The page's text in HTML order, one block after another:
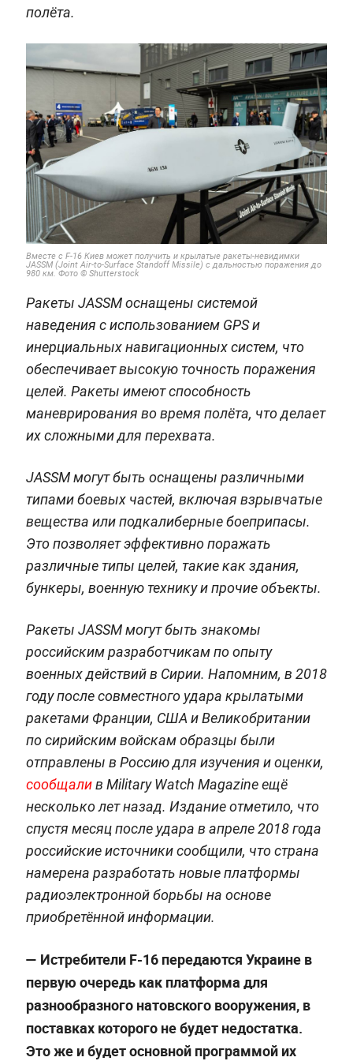
полёта.
Вместе с F-16 Киев может получить и крылатые ракеты-невидимки
JASSM (Joint Air-to-Surface Standoff Missile) с дальностью поражения до
980 км. Фото © Shutterstock
Ракеты JASSM оснащены системой
наведения с использованием GPS и
инерциальных навигационных систем, что
обеспечивает высокую точность поражения
целей. Ракеты имеют способность
маневрирования во время полёта, что делает
их сложными для перехвата.
JASSM могут быть оснащены различными
типами боевых частей, включая взрывчатые
вещества или подкалиберные боеприпасы.
Это позволяет эффективно поражать
различные типы целей, такие как здания,
бункеры, военную технику и прочие объекты.
Ракеты JASSM могут быть знакомы
российским разработчикам по опыту
военных действий в Сирии. Напомним, в 2018
году после совместного удара крылатыми
ракетами Франции, США и Великобритании
по сирийским войскам образцы были
отправлены в Россию для изучения и оценки,
сообщалив Military Watch Magazine ещё
несколько лет назад. Издание отметило, что
спустя месяц после удара в апреле 2018 года
российские источники сообщили, что страна
намерена разработать новые платформы
радиоэлектронной борьбы на основе
приобретённой информации.
— Истребители F-16 передаются Украине в
первую очередь как платформа для
разнообразного натовского вооружения, в
поставках которого не будет недостатка.
Это же и будет основной программой их